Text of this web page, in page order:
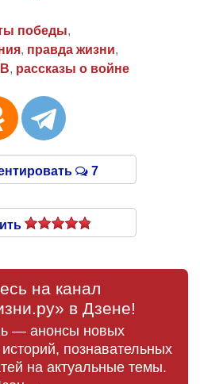
победы,
, правда жизни,
, рассказы о войне
7
на канал
в Дзене!
— анонсы новых
познавательных
на актуальные темы.